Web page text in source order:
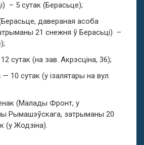
– 5 сутак (Берасьце);
давераная асоба
21 снежня ў Берасьці) –
сутак (на зав. Акрэсціна, 36);
10 сутак (у ізалятары на вул.
(Малады Фронт, у
Рымашэўскага, затрыманы 20
(у Жодзіна).